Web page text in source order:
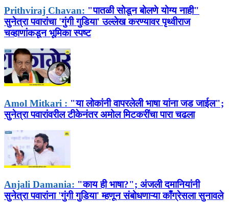
Prithviraj Chavan: "पातळी सोडून बोलणे योग्य नाही"
सुनेत्रा पवारांचा 'गुंगी गुडिया' उल्लेख करण्यावर पृथ्वीराज
चव्हाणांकडून भूमिका स्पष्ट
Amol Mitkari : "या लोकांनी वापरलेली भाषा यांना जड जाईल";
सुनेत्रा पवारांवरील टीकेनंतर अमोल मिटकरींचा पारा चढला
Anjali Damania: "काय ही भाषा?"; अंजली दमानियांनी
सुनेत्रा पवारांना 'गुंगी गुडिया' म्हणून संबोधणाऱ्या काँग्रेसला सुनावले